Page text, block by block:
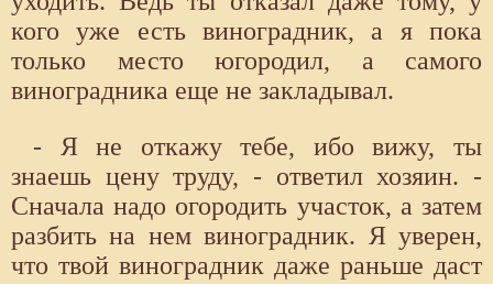
кого уже есть виноградник, а я пока
только место югородил, а самого
виноградника еще не закладывал.
- Я не откажу тебе, ибо вижу, ты
знаешь цену труду, - ответил хозяин. -
Сначала надо огородить участок, а затем
разбить на нем виноградник. Я уверен,
что твой виноградник даже раньше даст